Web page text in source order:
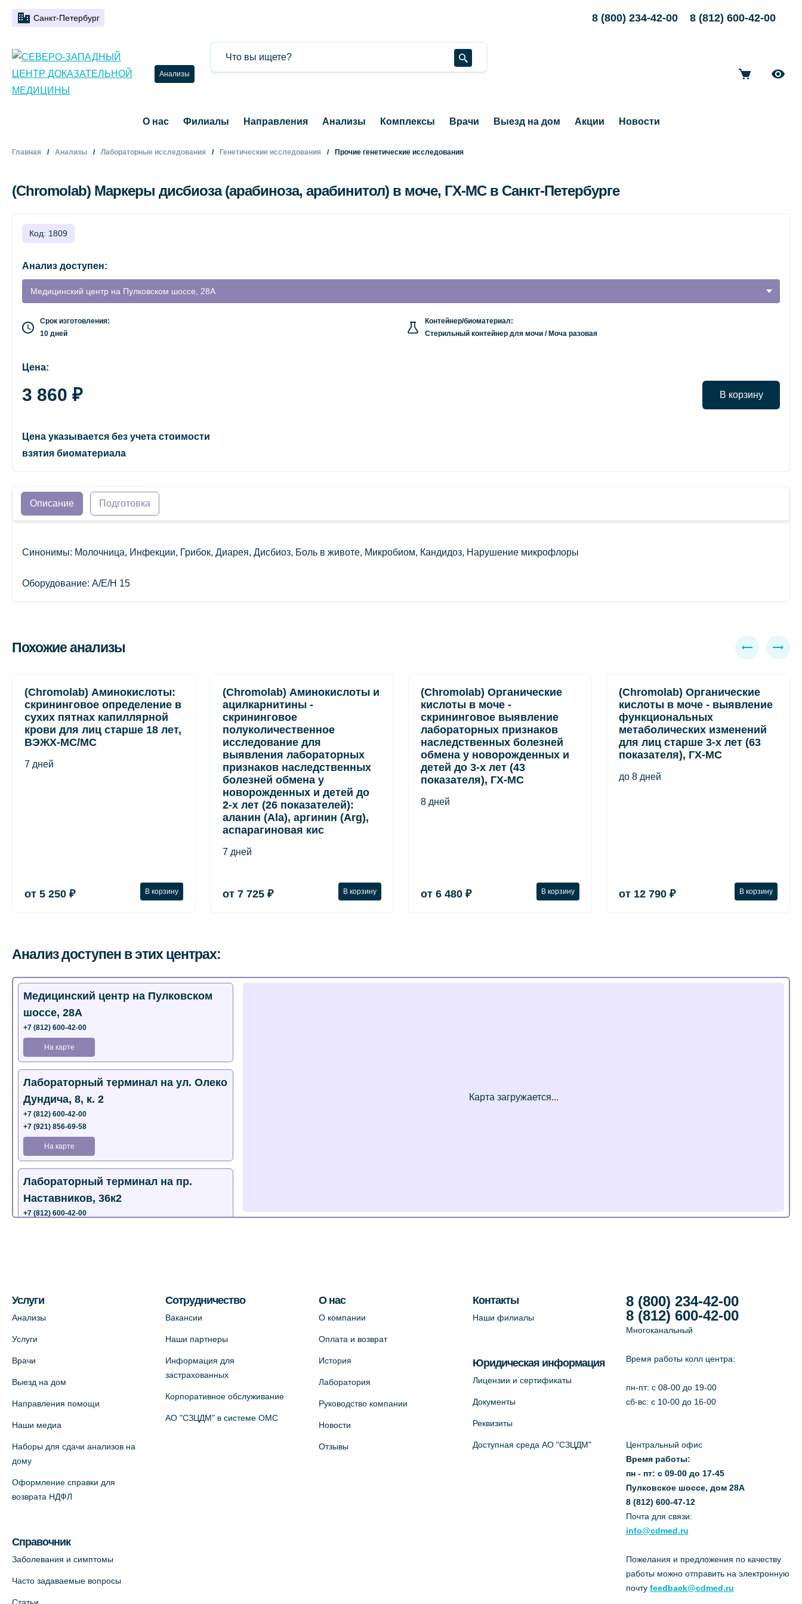
Санкт-Петербург 8 (800) 234-42-00 8 (812) 600-42-00
Анализы
О нас Филиалы Направления Анализы Комплексы Врачи Выезд на дом Акции Новости
Главная Анализы Лабораторные исследования Генетические исследования Прочие генетические исследования
(Chromolab) Маркеры дисбиоза (арабиноза, арабинитол) в моче, ГХ-МС в Санкт-Петербурге
Код: 1809
Анализ доступен:
Медицинский центр на Пулковском шоссе, 28А
Срок изготовления:
10 дней
Контейнер/биоматериал:
Стерильный контейнер для мочи / Моча разовая
Цена:
3 860 ₽ В корзину
Цена указывается без учета стоимости
взятия биоматериала
Описание Подготовка
Синонимы: Молочница, Инфекции, Грибок, Диарея, Дисбиоз, Боль в животе, Микробиом, Кандидоз, Нарушение микрофлоры
Оборудование: A/E/H 15
Похожие анализы
(Chromolab) Аминокислоты:
скрининговое определение в
сухих пятнах капиллярной
крови для лиц старше 18 лет,
ВЭЖХ-МС/МС
7 дней
от 5 250 ₽ В корзину
(Chromolab) Аминокислоты и
ацилкарнитины -
скрининговое
полуколичественное
исследование для
выявления лабораторных
признаков наследственных
болезней обмена у
новорожденных и детей до
2-х лет (26 показателей):
аланин (Ala), аргинин (Arg),
аспарагиновая кис
7 дней
от 7 725 ₽ В корзину
(Chromolab) Органические
кислоты в моче -
скрининговое выявление
лабораторных признаков
наследственных болезней
обмена у новорожденных и
детей до 3-х лет (43
показателя), ГХ-МС
8 дней
от 6 480 ₽ В корзину
(Chromolab) Органические
кислоты в моче - выявление
функциональных
метаболических изменений
для лиц старше 3-х лет (63
показателя), ГХ-МС
до 8 дней
от 12 790 ₽ В корзину
Анализ доступен в этих центрах:
Медицинский центр на Пулковском
шоссе, 28А
+7 (812) 600-42-00
На карте
Лабораторный терминал на ул. Олеко
Дундича, 8, к. 2
+7 (812) 600-42-00
+7 (921) 856-69-58
На карте
Лабораторный терминал на пр.
Наставников, 36к2
+7 (812) 600-42-00
Пестеля, 25А
Медицинский центр на Богатырском
пр., 4 (официальный партнер)
Медицинский центр на ул. Моисеенко,
+7 (812) 660-73-69
Медицинский центр на пр.
Просвещения, 12к2 (официальный
Услуги
Анализы
Услуги
Врачи
Выезд на дом
Направления помощи
Наши медиа
Наборы для сдачи анализов на
дому
Оформление справки для
возврата НДФЛ
Справочник
Заболевания и симптомы
Часто задаваемые вопросы
Сотрудничество
Вакансии
Наши партнеры
Информация для
застрахованных
Корпоративное обслуживание
АО "СЗЦДМ" в системе ОМС
О нас
О компании
Оплата и возврат
История
Лаборатория
Руководство компании
Новости
Отзывы
Контакты
Наши филиалы
Юридическая информация
Лицензии и сертификаты
Документы
Реквизиты
Доступная среда АО "СЗЦДМ"
8 (800) 234-42-00
8 (812) 600-42-00
Многоканальный
Время работы колл центра:
пн-пт: c 08-00 до 19-00
сб-вс: с 10-00 до 16-00
Центральный офис
Время работы:
пн - пт: с 09-00 до 17-45
Пулковское шоссе, дом 28А
8 (812) 600-47-12
Почта для связи:
info@cdmed.ru
Пожелания и предложения по качеству
работы можно отправить на электронную
почту feedback@cdmed.ru